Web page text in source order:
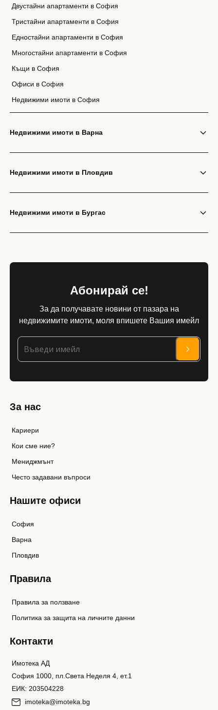
Двустайни апартаменти в София
Тристайни апартаменти в София
Едностайни апартаменти в София
Многостайни апартаменти в София
Къщи в София
Офиси в София
Недвижими имоти в София
Недвижими имоти в Варна
Недвижими имоти в Пловдив
Недвижими имоти в Бургас
Абонирай се!
За да получавате новини от пазара на
недвижимите имоти, моля впишете Вашия имейл
За нас
Кариери
Кои сме ние?
Мениджмънт
Често задавани въпроси
Нашите офиси
София
Варна
Пловдив
Правила
Правила за ползване
Политика за защита на личните данни
Контакти
Имотека АД
София 1000, пл.Света Неделя 4, ет.1
ЕИК: 203504228
imoteka@imoteka.bg